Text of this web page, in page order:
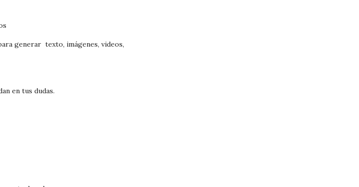
generar texto, imágenes, videos,
en tus dudas.